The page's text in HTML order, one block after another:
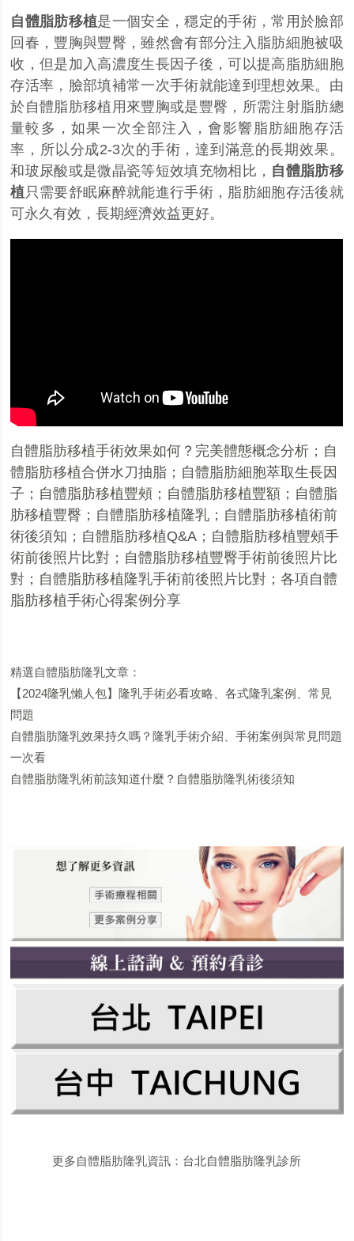
自體脂肪移植是一個安全，穩定的手術，常用於臉部
回春，豐胸與豐臀，雖然會有部分注入脂肪細胞被吸
收，但是加入高濃度生長因子後，可以提高脂肪細胞
存活率，臉部填補常一次手術就能達到理想效果。由
於自體脂肪移植用來豐胸或是豐臀，所需注射脂肪總
量較多，如果一次全部注入，會影響脂肪細胞存活
率，所以分成2-3次的手術，達到滿意的長期效果。
和玻尿酸或是微晶瓷等短效填充物相比， 自體脂肪移
植 只需要舒眠麻醉就能進行手術，脂肪細胞存活後就
可永久有效，長期經濟效益更好。
自體脂肪移植手術效果如何？完美體態概念分析 ； 自
體脂肪移植合併水刀抽脂 ； 自體脂肪細胞萃取生長因
子 ； 自體脂肪移植豐頰 ； 自體脂肪移植豐額 ； 自體脂
肪移植豐臀 ； 自體脂肪移植隆乳 ； 自體脂肪移植術前
術後須知 ； 自體脂肪移植Q&A ； 自體脂肪移植豐頰手
術前後照片比對 ； 自體脂肪移植豐臀手術前後照片比
對 ； 自體脂肪移植隆乳手術前後照片比對 ；各項自體
脂肪移植手術心得案例分享
精選自體脂肪隆乳文章：
【2024隆乳懶人包】隆乳手術必看攻略、各式隆乳案例、常見
問題
自體脂肪隆乳效果持久嗎？隆乳手術介紹、手術案例與常見問題
一次看
自體脂肪隆乳術前該知道什麼？自體脂肪隆乳術後須知
更多自體脂肪隆乳資訊： 台北自體脂肪隆乳診所